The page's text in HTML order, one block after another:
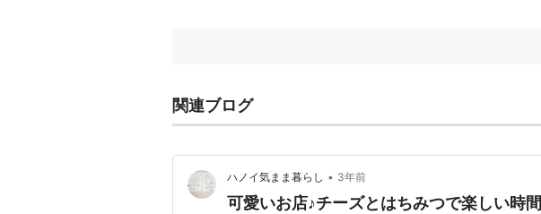
関連ブログ
ハノイ気まま暮らし • 3年前
可愛いお店♪チーズとはちみつで楽しい時間